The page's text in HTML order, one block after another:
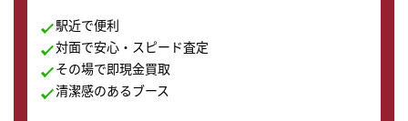
駅近で便利
対面で安心・スピード査定
その場で即現金買取
清潔感のあるブース